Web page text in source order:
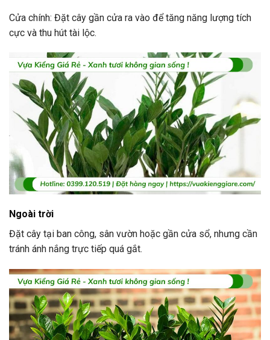
Cửa chính: Đặt cây gần cửa ra vào để tăng năng lượng tích
cực và thu hút tài lộc.
Ngoài trời
Đặt cây tại ban công, sân vườn hoặc gần cửa sổ, nhưng cần
tránh ánh nắng trực tiếp quá gắt.